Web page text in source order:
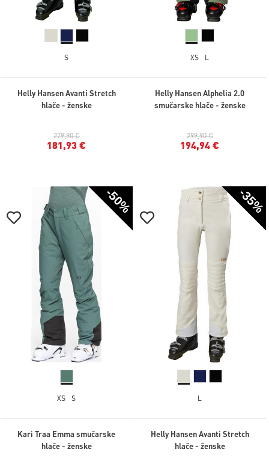
S
Helly Hansen Avanti Stretch
hlače - ženske
279,90 €
181,93 €
XS L
Helly Hansen Alphelia 2.0
smučarske hlače - ženske
299,90 €
194,94 €
-50%
XS S
Kari Traa Emma smučarske
hlače - ženske
-35%
L
Helly Hansen Avanti Stretch
hlače - ženske